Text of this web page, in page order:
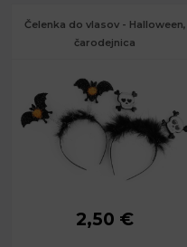
Čelenka do vlasov - Halloween,
čarodejnica
Obvod čelenky:
2,50 €